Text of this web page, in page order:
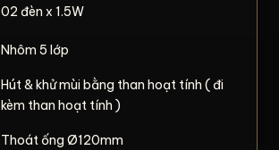
02 đèn x 1.5W
Nhôm 5 lớp
Hút & khử mùi bằng than hoạt tính ( đi
kèm than hoạt tính )
Thoát ống Ø120mm